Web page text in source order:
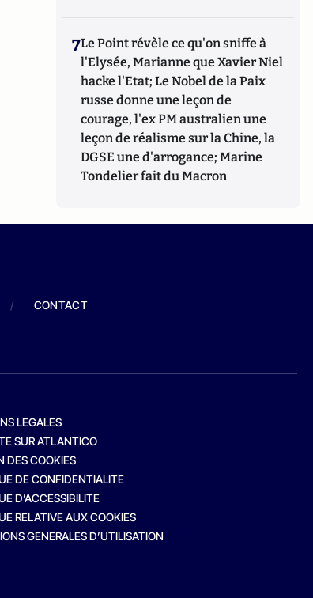
7Le Point révèle ce qu'on sniffe à
l'Elysée, Marianne que Xavier Niel
hacke l'Etat; Le Nobel de la Paix
russe donne une leçon de
courage, l'ex PM australien une
leçon de réalisme sur la Chine, la
DGSE une d'arrogance; Marine
Tondelier fait du Macron
/ CONTACT
LEGALES
SUR ATLANTICO
DES COOKIES
DE CONFIDENTIALITE
D’ACCESSIBILITE
RELATIVE AUX COOKIES
GENERALES D’UTILISATION